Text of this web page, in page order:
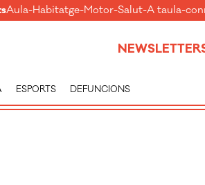
Aula-Habitatge-Motor-Salut-A taula-
ESPORTS DEFUNCIONS